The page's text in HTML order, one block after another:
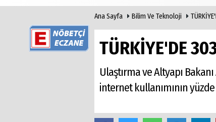
Gazete Arşivi
Ana Sayfa Bilim Ve Teknoloji
TÜRKİYE'DE
Ulaştırma ve Altyapı
internet kullanımının yüzde